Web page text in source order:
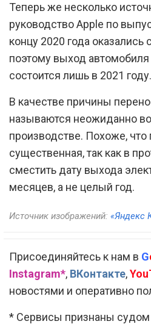
Теперь же несколько
руководство Apple по
концу 2020 года
поэтому выход
состоится лишь в 2021 году.
В качестве причины
называются неожиданно
производстве. Похоже,
существенная, так как в
сместить дату выхода
месяцев, а не целый год.
Источник изображений: «Яндекс
Присоединяйтесь к нам в G
Instagram*, ВКонтакте,
новостями и оперативно
* Сервисы признаны